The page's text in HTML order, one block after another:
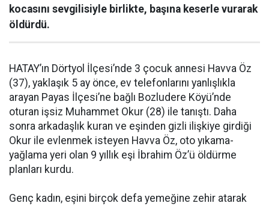
kocasını sevgilisiyle birlikte, başına keserle vurarak
öldürdü.
HATAY’ın Dörtyol İlçesi’nde 3 çocuk annesi Havva Öz
(37), yaklaşık 5 ay önce, ev telefonlarını yanlışlıkla
arayan Payas İlçesi’ne bağlı Bozludere Köyü’nde
oturan işsiz Muhammet Okur (28) ile tanıştı. Daha
sonra arkadaşlık kuran ve eşinden gizli ilişkiye girdiği
Okur ile evlenmek isteyen Havva Öz, oto yıkama-
yağlama yeri olan 9 yıllık eşi İbrahim Öz’ü öldürme
planları kurdu.
Genç kadın, eşini birçok defa yemeğine zehir atarak